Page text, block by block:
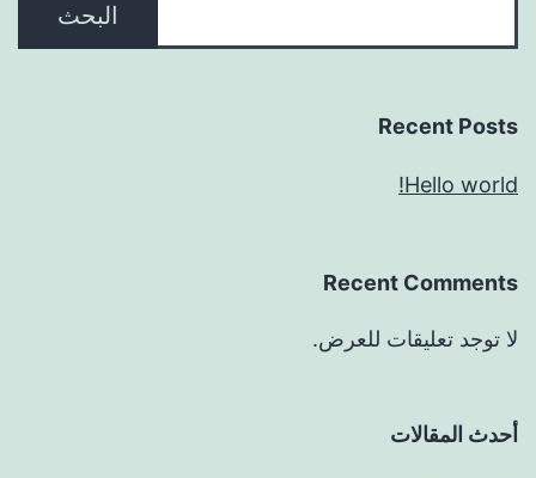
البحث
Recent Posts
Hello world!
Recent Comments
لا توجد تعليقات للعرض.
أحدث المقالات